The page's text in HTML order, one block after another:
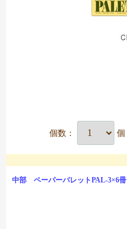
個数： 個
中部 ペーパーパレットPAL-3×6冊